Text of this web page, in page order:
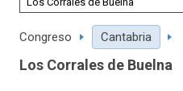
Congreso Cantabria
Los Corrales de Buelna